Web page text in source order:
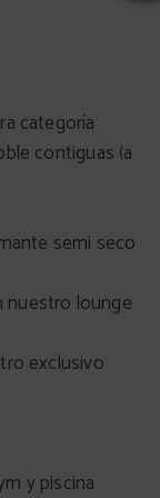
categoría
contiguas (a
semi seco
nuestro lounge
exclusivo
y piscina